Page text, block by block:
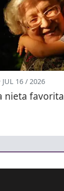
16 / 2026
nieta